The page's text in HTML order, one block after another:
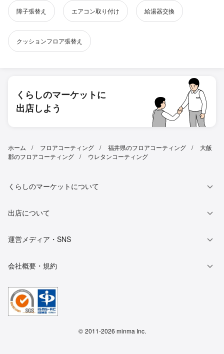
障子張替え エアコン取り付け 給湯器交換
クッションフロア張替え
くらしのマーケットに
出店しよう
ホーム フロアコーティング 福井県のフロアコーティング
大飯
郡のフロアコーティング
ウレタンコーティング
くらしのマーケットについて
出店について
運営メディア・SNS
会社概要・規約
© 2011-2026 minma Inc.